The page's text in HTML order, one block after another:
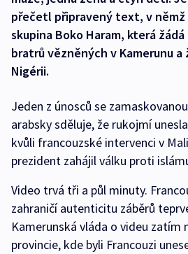
přečetl připravený text, v němž
skupina Boko Haram, která
bratrů vězněných v Kamerunu
Nigérii.
Jeden z únosců se
arabsky sděluje, že rukojmí
kvůli francouzské intervenci v
prezident zahájil válku proti
Video trvá tři a půl minuty.
zahraničí autenticitu záběrů
Kamerunská vláda o videu zatím
provincie, kde byli Francouzi